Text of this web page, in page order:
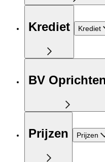
Krediet Krediet
BV
Prijzen Prijzen